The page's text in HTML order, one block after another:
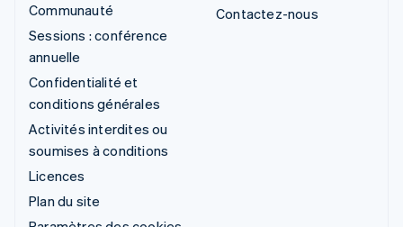
Communauté
Sessions : conférence
annuelle
Confidentialité et
conditions générales
Activités interdites ou
soumises à conditions
Licences
Plan du site
Contactez-nous